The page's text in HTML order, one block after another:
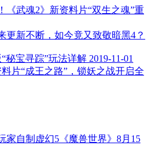
《武魂2》新资料片“双生之魂”重
更新不断，如今竟又致敬暗黑4？
秘宝寻踪”玩法详解 2019-11-01
料片“成王之路”，锁妖之战开启全
家自制虚幻5《魔兽世界》8月15